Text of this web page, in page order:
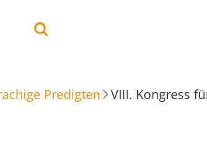
Predigten VIII. Kongress